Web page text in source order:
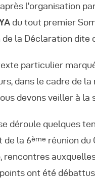
l’organisation
du tout premier
la Déclaration dite
particulier
dans le cadre de
devons veiller à la
déroule quelques
de la 6ème réunion du
rencontres
ont été